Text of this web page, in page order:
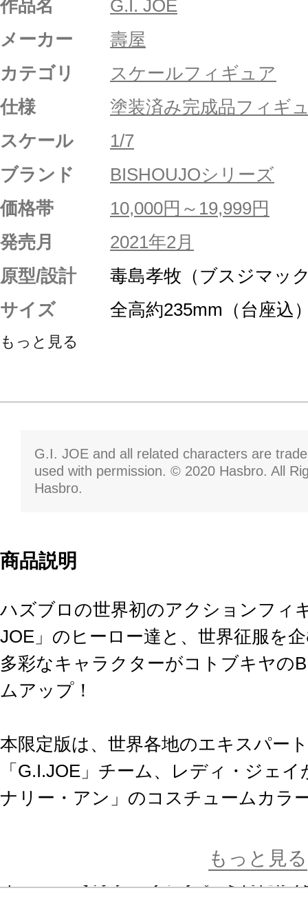
作品名
G.I. JOE
メーカー
壽屋
カテゴリ
スケールフィギュア
仕様
塗装済み完成品フィギ
スケール
1/7
ブランド
BISHOUJOシリーズ
価格帯
10,000円～19,999円
発売月
2021年2月
原型/設計
毒島孝牧（ブスジマッ
サイズ
全高約235mm（台座込
もっと見る
G.I. JOE and all related characters are
used with permission. © 2020 Hasbro. All
Hasbro.
商品説明
ハズブロの世界初のアクションフィ
JOE」のヒーロー達と、世界征服を
多彩なキャラクターがコトブキヤの
ムアップ！
本限定版は、世界各地のエキスパー
「G.I.JOE」チーム、レディ・ジェ
ナリー・アン」のコスチュームカラ
その身一つで潜入する彼女のカバー
もっと見る